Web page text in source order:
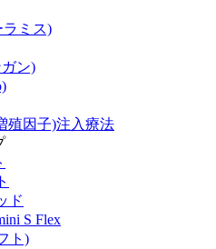
ラミス)
ン)
殖因子)注入療法
ド
S Flex
ト)